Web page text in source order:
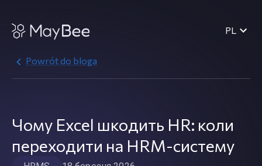
PL
Powrót do bloga
Чому Excel шкодить HR: коли
переходити на HRM-систему